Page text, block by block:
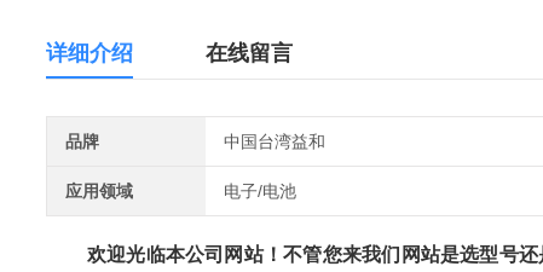
详细介绍 在线留言
品牌 中国台湾益和
应用领域 电子/电池
欢迎光临本公司网站！不管您来我们网站是选型号还